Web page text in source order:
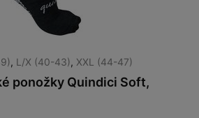
, L/X (40-43), XXL (44-47)
ponožky Quindici Soft,